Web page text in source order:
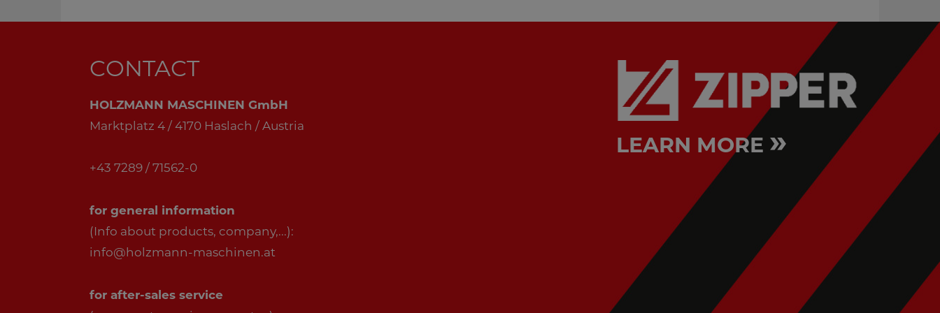
CONTACT
HOLZMANN MASCHINEN GmbH
Marktplatz 4 / 4170 Haslach / Austria
+43 7289 / 71562-0
for general information
(Info about products, company,...):
info@holzmann-maschinen.at
for after-sales service
LEARN MORE »